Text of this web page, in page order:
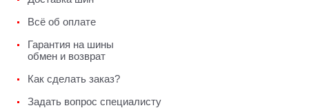
Всё об оплате
Гарантия на шины
обмен и возврат
Как сделать заказ?
Задать вопрос специалисту